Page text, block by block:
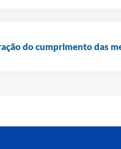
do cumprimento das